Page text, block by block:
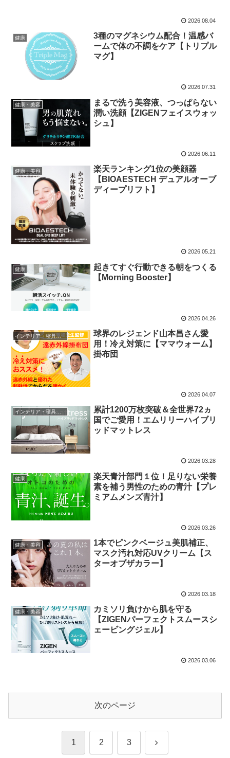
2026.08.04
健康
3種のマグネシウム配合！温感バ
ームで体の不調をケア【トリプル
マグ】
2026.07.31
健康・美容
まるで洗う美容液、つっぱらない
潤い洗顔【ZIGENフェイスウォッ
シュ】
2026.06.11
健康・美容
楽天ランキング1位の美顔器
【BIOAESTECH デュアルオーブ
ディープリフト】
2026.05.21
健康
起きてすぐ行動できる朝をつくる
【Morning Booster】
2026.04.26
インテリア・寝具・収納
球界のレジェンド山本昌さん愛
用！冷え対策に【ママウォーム】
掛布団
2026.04.07
インテリア・寝具・収納
累計1200万枚突破＆全世界72ヵ
国でご愛用！エムリリーハイブリ
ッドマットレス
2026.03.28
健康
楽天青汁部門１位！足りない栄養
素を補う男性のための青汁【プレ
ミアムメンズ青汁】
2026.03.26
健康・美容
1本でピンクベージュ美肌補正、
マスク汚れ対応UVクリーム【ス
ターオブザカラー】
2026.03.18
健康・美容
カミソリ負けから肌を守る
【ZIGENパーフェクトスムースシ
ェービングジェル】
2026.03.06
次のページ
1 2 3 次